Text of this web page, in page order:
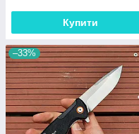
Купити
–33%